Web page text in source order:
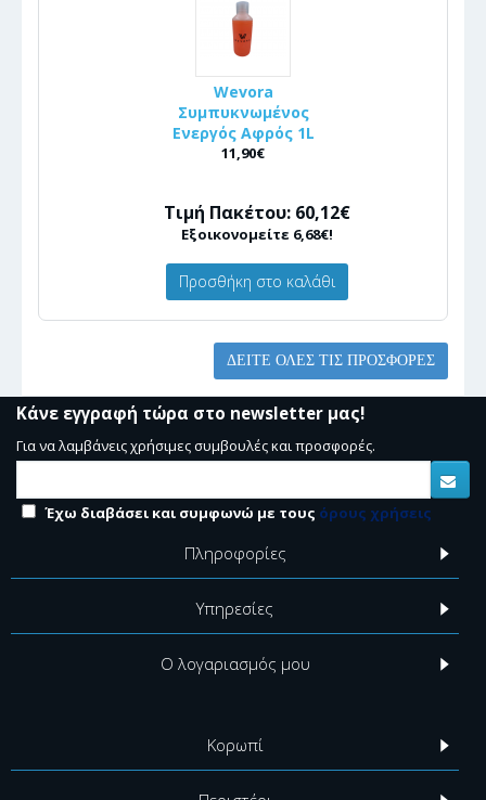
Wevora
Συμπυκνωμένος
Ενεργός Αφρός 1L
11,90€
Τιμή Πακέτου: 60,12€
Εξοικονομείτε 6,68€!
Προσθήκη στο καλάθι
ΔΕΊΤΕ ΌΛΕΣ ΤΙΣ ΠΡΟΣΦΟΡΈΣ
Κάνε εγγραφή τώρα στο newsletter μας!
Για να λαμβάνεις χρήσιμες συμβουλές και προσφορές.
Έχω διαβάσει και συμφωνώ με τους όρους χρήσεις
Πληροφορίες
Υπηρεσίες
Ο λογαριασμός μου
Κορωπί